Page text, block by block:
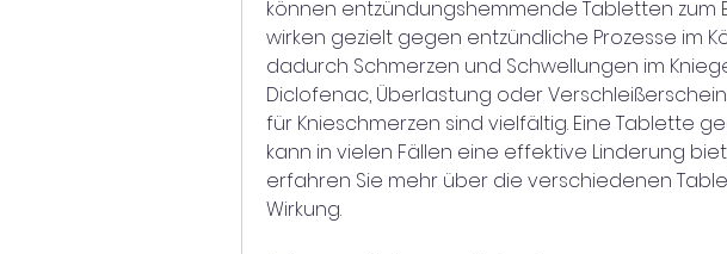
können entzündungshemmende Tabletten zum
wirken gezielt gegen entzündliche Prozesse im
dadurch Schmerzen und Schwellungen im
Diclofenac, Überlastung oder
für Knieschmerzen sind vielfältig. Eine Tablette
kann in vielen Fällen eine effektive Linderung
erfahren Sie mehr über die verschiedenen
Wirkung.